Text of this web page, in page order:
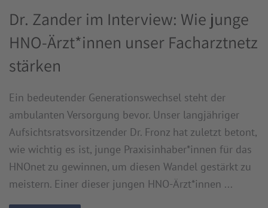
Dr. Zander im Interview: Wie junge
HNO-Ärzt*innen unser Facharztnetz
stärken
Ein bedeutender Generationswechsel steht der
ambulanten Versorgung bevor. Unser langjähriger
Aufsichtsratsvorsitzender Dr. Fronz hat zuletzt betont,
wie wichtig es ist, junge Praxisinhaber*innen für das
HNOnet zu gewinnen, um diesen Wandel gestärkt zu
meistern. Einer dieser jungen HNO-Ärzt*innen ...